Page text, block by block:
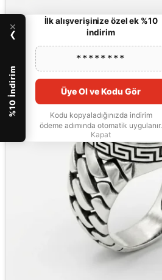
×
❯
%10 İndirim
İlk alışverişinize özel ek %10
indirim
********
Üye Ol ve Kodu Gör
Kodu kopyaladığınızda indirim
ödeme adımında otomatik uygulanır.
Kapat